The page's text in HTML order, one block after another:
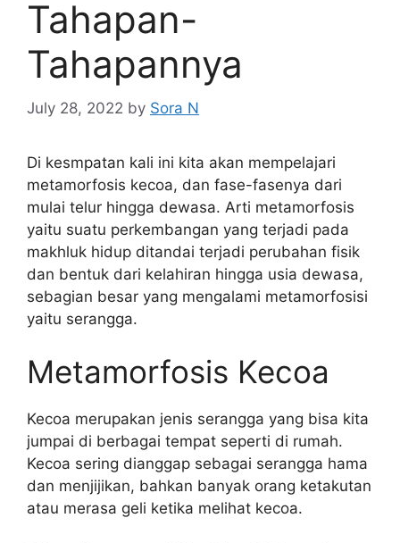
Tahapan-
Tahapannya
July 28, 2022 by Sora N
Di kesmpatan kali ini kita akan mempelajari
metamorfosis kecoa, dan fase-fasenya dari
mulai telur hingga dewasa. Arti metamorfosis
yaitu suatu perkembangan yang terjadi pada
makhluk hidup ditandai terjadi perubahan fisik
dan bentuk dari kelahiran hingga usia dewasa,
sebagian besar yang mengalami metamorfosisi
yaitu serangga.
Metamorfosis Kecoa
Kecoa merupakan jenis serangga yang bisa kita
jumpai di berbagai tempat seperti di rumah.
Kecoa sering dianggap sebagai serangga hama
dan menjijikan, bahkan banyak orang ketakutan
atau merasa geli ketika melihat kecoa.